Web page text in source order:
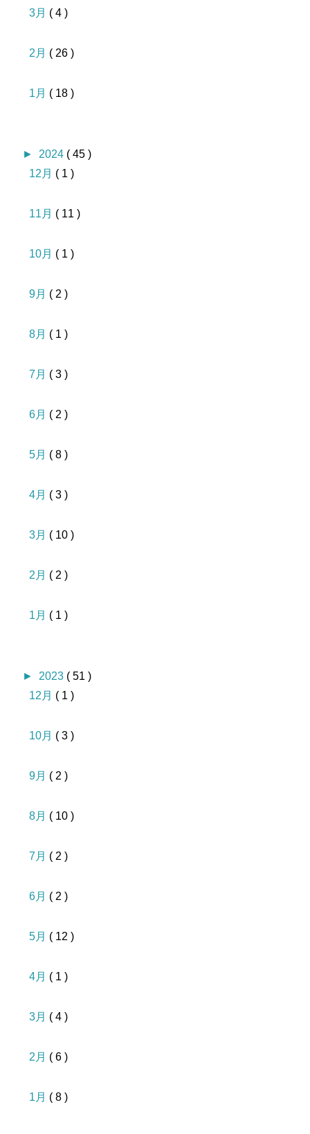
3月 ( 4 )
2月 ( 26 )
1月 ( 18 )
► 2024 ( 45 )
12月 ( 1 )
11月 ( 11 )
10月 ( 1 )
9月 ( 2 )
8月 ( 1 )
7月 ( 3 )
6月 ( 2 )
5月 ( 8 )
4月 ( 3 )
3月 ( 10 )
2月 ( 2 )
1月 ( 1 )
► 2023 ( 51 )
12月 ( 1 )
10月 ( 3 )
9月 ( 2 )
8月 ( 10 )
7月 ( 2 )
6月 ( 2 )
5月 ( 12 )
4月 ( 1 )
3月 ( 4 )
2月 ( 6 )
1月 ( 8 )